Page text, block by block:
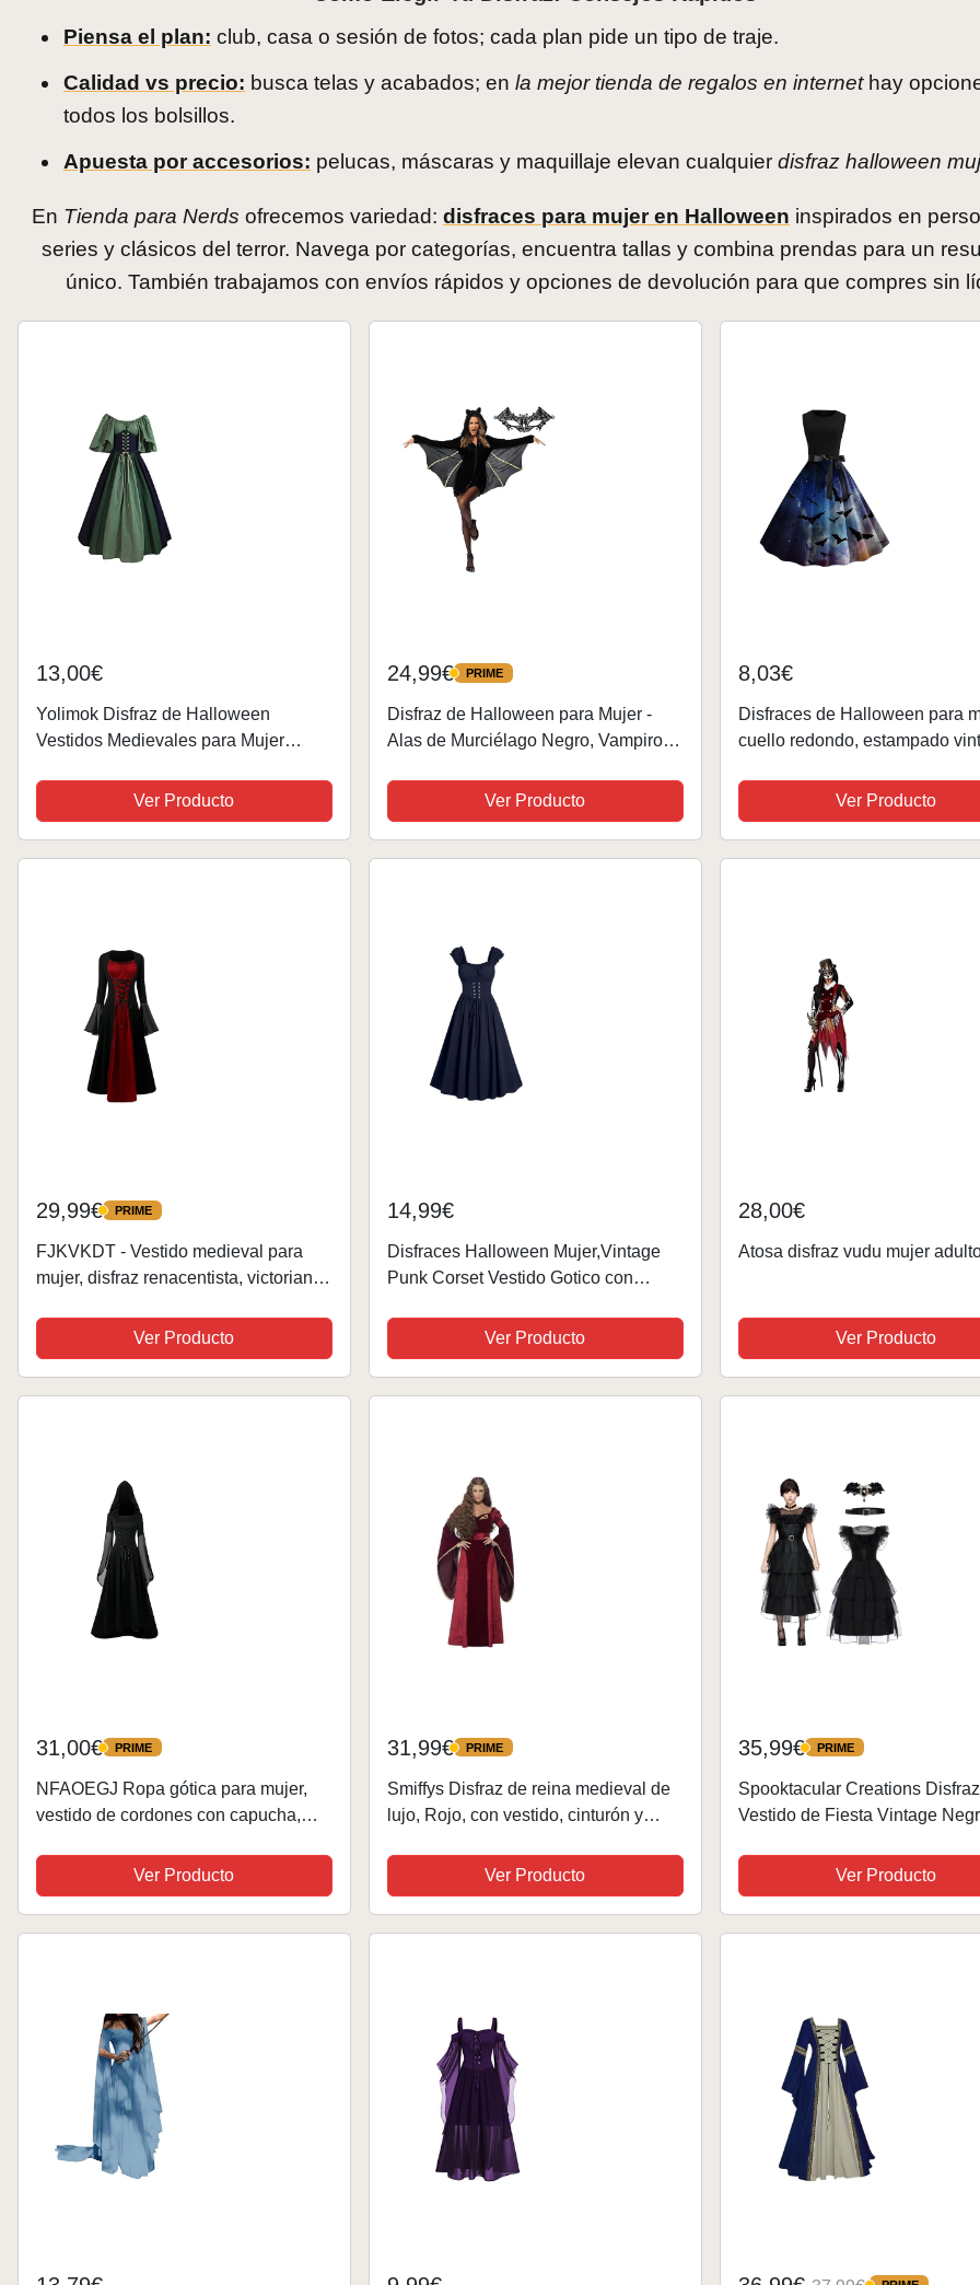
Piensa el plan: club, casa o sesión de fotos; cada plan pide un tipo de traje.
Calidad vs precio: busca telas y acabados; en la mejor tienda de regalos en internethay
todos los bolsillos.
Apuesta por accesorios: pelucas, máscaras y maquillaje elevan cualquier disfraz halloween
En Tienda para Nerds ofrecemos variedad:disfraces para mujer en Halloween inspirados en
series y clásicos del terror. Navega por categorías, encuentra tallas y combina prendas para un
único. También trabajamos con envíos rápidos y opciones de devolución para que compres sin
13,00€
Yolimok Disfraz de Halloween
Vestidos Medievales para Mujer
Gótico Vestido de Noche con Ribete
Encaje Disfraces Originales...
Ver Producto
24,99€ PRIME
PRIME
Disfraz de Halloween para Mujer -
Alas de Murciélago Negro, Vampiro,
Mujeres Adultas, Talla M
Ver Producto
8,03€
Disfraces de Halloween para
cuello redondo, estampado
de cóctel acampanado,
encaje de bruja,...
Ver Producto
29,99€ PRIME
PRIME
FJKVKDT - Vestido medieval para
mujer, disfraz renacentista, victoriano,
para Halloween (modelo 2, M)
Ver Producto
14,99€
Disfraces Halloween Mujer,Vintage
Punk Corset Vestido Gotico con
Medievales para Mujer Sin Manga
Vestidos de Noche Elegante...
Ver Producto
28,00€
Atosa disfraz vudu mujer
Ver Producto
31,00€ PRIME
PRIME
NFAOEGJ Ropa gótica para mujer,
vestido de cordones con capucha,
cintura, vestido renacentista, fiesta
festiva, cosplay,...
Ver Producto
31,99€ PRIME
PRIME
Smiffys Disfraz de reina medieval de
lujo, Rojo, con vestido, cinturón y
Ver Producto
35,99€ PRIME
PRIME
Spooktacular Creations
Vestido de Fiesta Vintage
para Disfraces de Halloween
2026, Fiestas...
Ver Producto